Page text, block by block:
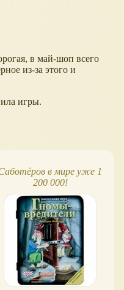
в май-шоп всего
из-за этого и
игры.
в мире уже 1
200 000!